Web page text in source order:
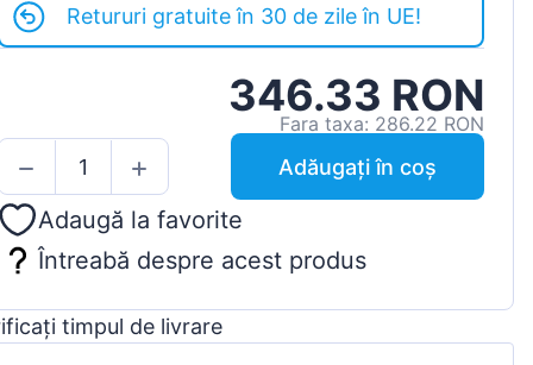
Retururi gratuite în 30 de zile în UE!
346.33 RON
Fara taxa: 286.22 RON
Adăugați în coș
Adaugă la favorite
Întreabă despre acest produs
timpul de livrare